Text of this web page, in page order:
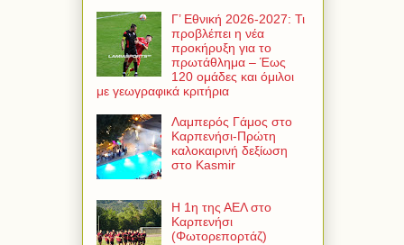
Γ’ Εθνική 2026-2027: Τι
προβλέπει η νέα
προκήρυξη για το
πρωτάθλημα – Έως
120 ομάδες και όμιλοι
με γεωγραφικά κριτήρια
Λαμπερός Γάμος στο
Καρπενήσι-Πρώτη
καλοκαιρινή δεξίωση
στο Kasmir
Η 1η της ΑΕΛ στο
Καρπενήσι
(Φωτορεπορτάζ)